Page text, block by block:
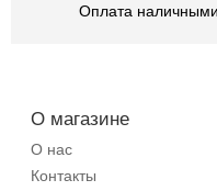
Оплата
О магазине
О нас
Контакты